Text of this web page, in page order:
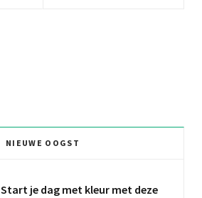
NIEUWE OOGST
Start je dag met kleur met deze